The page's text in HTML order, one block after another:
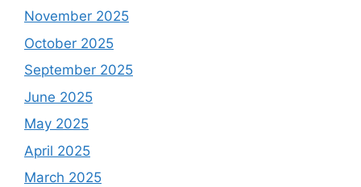
November 2025
October 2025
September 2025
June 2025
May 2025
April 2025
March 2025